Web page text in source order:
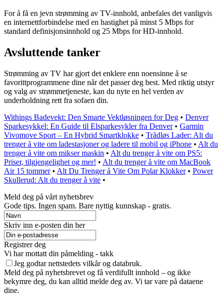
For å få en jevn strømming av TV-innhold, anbefales det vanligvis
en internettforbindelse med en hastighet på minst 5 Mbps for
standard definisjonsinnhold og 25 Mbps for HD-innhold.
Avsluttende tanker
Strømming av TV har gjort det enklere enn noensinne å se
favorittprogrammene dine når det passer deg best. Med riktig utstyr
og valg av strømmetjeneste, kan du nyte en hel verden av
underholdning rett fra sofaen din.
Withings Badevekt: Den Smarte Vektløsningen for Deg • Denver
Sparkesykkel: En Guide til Elsparkesykler fra Denver• Garmin
Vivomove Sport – En Hybrid Smartklokke • Trådløs Lader: Alt du
trenger å vite om ladestasjoner og ladere til mobil og iPhone • Alt du
trenger å vite om mikser maskin • Alt du trenger å vite om PS5:
Priser, tilgjengelighet og mer! • Alt du trenger å vite om MacBook
Air 15 tommer• Alt Du Trenger å Vite Om Polar Klokker• Power
Skullerud: Alt du trenger å vite •
Meld deg på vårt nyhetsbrev
Gode ​​tips. Ingen spam. Bare nyttig kunnskap - gratis.
Skriv inn e-posten din her
Registrer deg
Vi har mottatt din påmelding - takk
Jeg godtar nettstedets vilkår og databruk.
Meld deg på nyhetsbrevet og få verdifullt innhold – og ikke
bekymre deg, du kan alltid melde deg av. Vi tar vare på dataene
dine.